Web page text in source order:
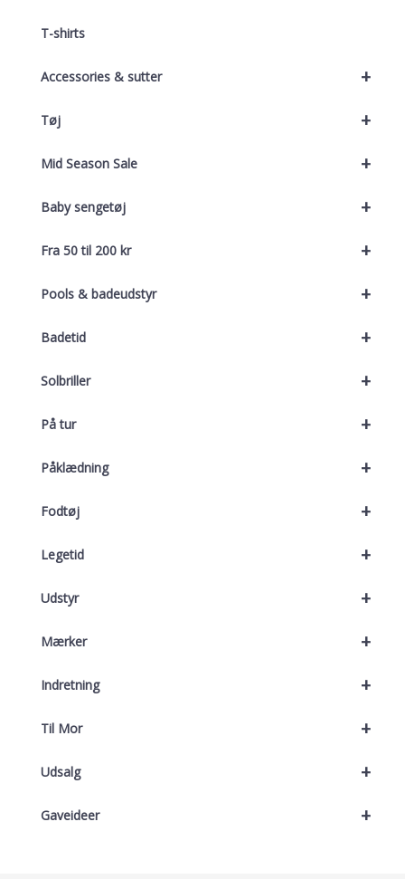
T-shirts
+
Accessories & sutter
+
Tøj
+
Mid Season Sale
+
Baby sengetøj
+
Fra 50 til 200 kr
+
Pools & badeudstyr
+
Badetid
+
Solbriller
+
På tur
+
Påklædning
+
Fodtøj
+
Legetid
+
Udstyr
+
Mærker
+
Indretning
+
Til Mor
+
Udsalg
+
Gaveideer